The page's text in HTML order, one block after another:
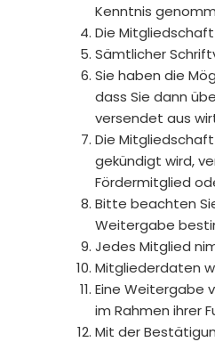
Kenntnis
Die
Sämtlicher
Sie haben die
dass Sie dann
versendet aus
Die
gekündigt wird,
Fördermitglied
Bitte beachten
Weitergabe
Jedes Mitglied
Mitgliederdaten
Eine Weitergabe
im Rahmen ihrer
Mit der